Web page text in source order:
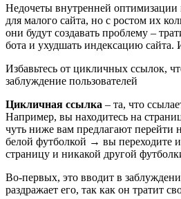
Недочеты внутренней
для малого сайта, но с ростом их
они будут создавать проблему –
бота и ухудшать индексацию сайта.
Избавьтесь от цикличных ссылок,
заблуждение пользователей
Цикличная ссылка – та, что
Например, вы находитесь на
чуть ниже вам предлагают перейти
белой футболкой → вы переходите
страницу и никакой другой
Во-первых, это вводит в
раздражает его, так как он тратит